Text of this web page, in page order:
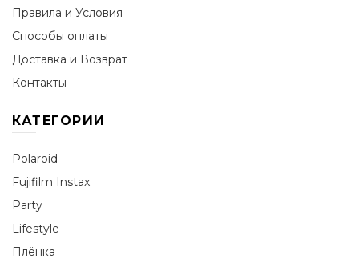
Правила и Условия
Способы оплаты
Доставка и Возврат
Контакты
КАТЕГОРИИ
Polaroid
Fujifilm Instax
Party
Lifestyle
Плёнка